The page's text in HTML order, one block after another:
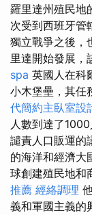
羅里達州殖民地
次受到西班牙管
獨立戰爭之後，
里達開始發展，
spa 英國人在科
小木堡壘，其任
代簡約主臥室設
人數到達了
譴責人口販運的
的海洋和經濟大
球創建殖民地和
推薦 經絡調理
義和軍國主義的